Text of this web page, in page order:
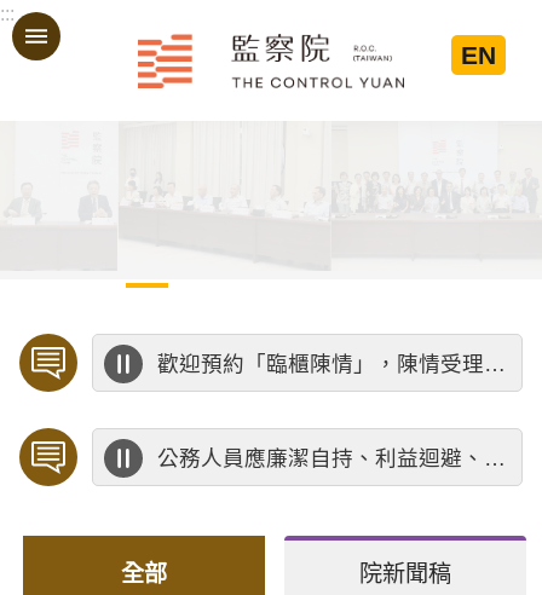
跳到主要內容區塊
:::
EN
歡迎預約「臨櫃陳情」，陳情受理中心將優先排定人員與您接談，釐清案情爭點後收案處理，以節省您的寶貴時間。
公務人員應廉潔自持、利益迴避、依法公正執行公務～考試院公務人員保障暨培訓委員會～
全部 院新聞稿